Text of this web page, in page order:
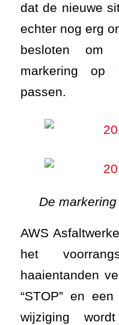
dat de nieuwe
echter nog erg
besloten
markering
passen.
De
AWS
het
haaientanden
“STOP” en
wijziging